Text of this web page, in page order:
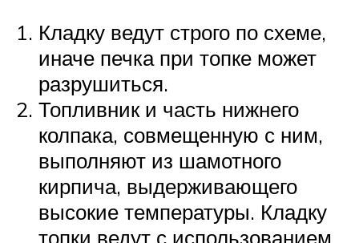
Кладку ведут строго по схеме,
иначе печка при топке может
разрушиться.
Топливник и часть нижнего
колпака, совмещенную с ним,
выполняют из шамотного
кирпича, выдерживающего
высокие температуры. Кладку
топки ведут с использованием